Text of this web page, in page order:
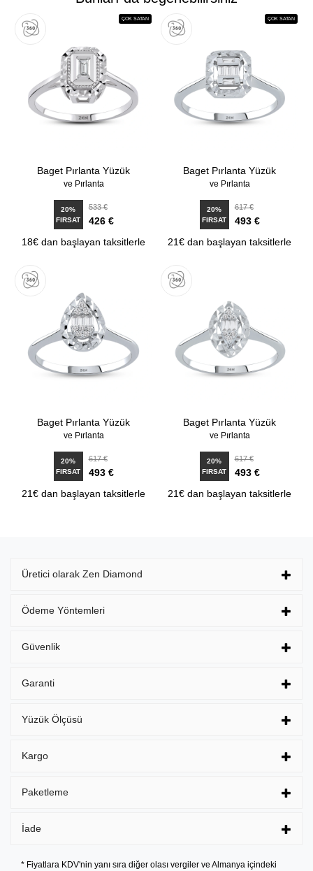
ÇOK SATAN
Baget Pırlanta Yüzük
ve Pırlanta
20%
FIRSAT
533 €
426 €
18€ dan başlayan taksitlerle
ÇOK SATAN
Baget Pırlanta Yüzük
ve Pırlanta
20%
FIRSAT
617 €
493 €
21€ dan başlayan taksitlerle
Baget Pırlanta Yüzük
ve Pırlanta
20%
FIRSAT
617 €
493 €
21€ dan başlayan taksitlerle
Baget Pırlanta Yüzük
ve Pırlanta
20%
FIRSAT
617 €
493 €
21€ dan başlayan taksitlerle
Üretici olarak Zen Diamond
Ödeme Yöntemleri
Güvenlik
Garanti
Yüzük Ölçüsü
Kargo
Paketleme
İade
* Fiyatlara KDV'nin yanı sıra diğer olası vergiler ve Almanya içindeki